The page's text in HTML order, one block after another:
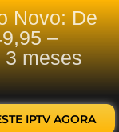
Novo: De
–
3 meses
IPTV AGORA